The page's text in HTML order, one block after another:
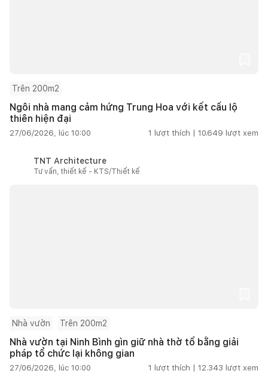
Trên 200m2
Ngôi nhà mang cảm hứng Trung Hoa với kết cấu lộ
thiên hiện đại
27/06/2026, lúc 10:00 1 lượt thích | 10.649 lượt xem
TNT Architecture
Tư vấn, thiết kế - KTS/Thiết kế
Nhà vườn Trên 200m2
Nhà vườn tại Ninh Bình gìn giữ nhà thờ tổ bằng giải
pháp tổ chức lại không gian
27/06/2026, lúc 10:00 1 lượt thích | 12.343 lượt xem